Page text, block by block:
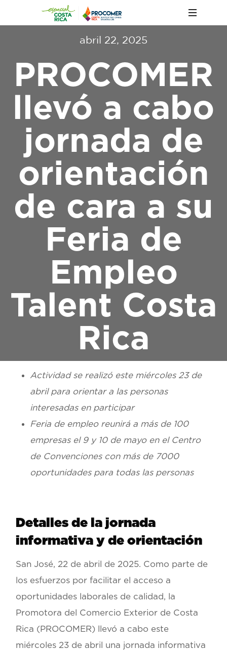
abril 22, 2025
PROCOMER
llevó a cabo
jornada de
orientación
de cara a su
Feria de
Empleo
Talent Costa
Rica
Actividad se realizó este miércoles 23 de
abril para orientar a las personas
interesadas en participar
Feria de empleo reunirá a más de 100
empresas el 9 y 10 de mayo en el Centro
de Convenciones con más de 7000
oportunidades para todas las personas
Detalles de la jornada
informativa y de orientación
San José, 22 de abril de 2025. Como parte de
los esfuerzos por facilitar el acceso a
oportunidades laborales de calidad, la
Promotora del Comercio Exterior de Costa
Rica (PROCOMER) llevó a cabo este
miércoles 23 de abril una jornada informativa